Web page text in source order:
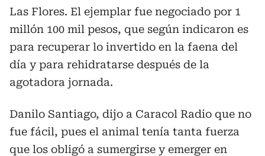
Las Flores. El ejemplar fue negociado por 1
millón 100 mil pesos, que según indicaron es
para recuperar lo invertido en la faena del
día y para rehidratarse después de la
agotadora jornada.
Danilo Santiago, dijo a Caracol Radio que no
fue fácil, pues el animal tenía tanta fuerza
que los obligó a sumergirse y emerger en